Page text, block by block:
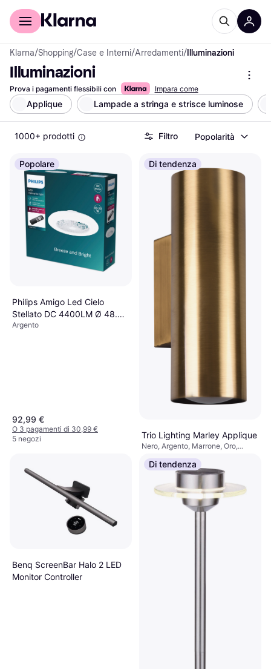
Per il tuo shopping
Klarna/Shopping/Case e Interni/Arredamenti/ Illuminazioni
Illuminazioni
Prova i pagamenti flessibili con Impara come
Applique Lampade a stringa e strisce luminose
1000+ prodotti Filtro Popolarità
Popolare
Philips Amigo Led Cielo
Stellato DC 4400LM Ø 48.5
cm
Argento
92,99 €
O 3 pagamenti di 30,99 €
5 negozi
Di tendenza
Trio Lighting Marley Applique
Nero, Argento, Marrone, Oro,
Attacco Lampada: GU10
O 3 pagamenti di 5,96 €
Benq ScreenBar Halo 2 LED
Monitor Controller
Di tendenza